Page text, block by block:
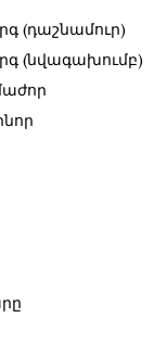
(դաշնամուր)
(նվագախումբ)